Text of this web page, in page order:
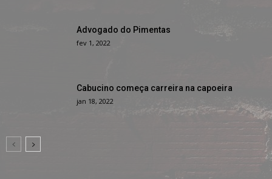
Advogado do Pimentas
fev 1, 2022
Cabucino começa carreira na capoeira
jan 18, 2022